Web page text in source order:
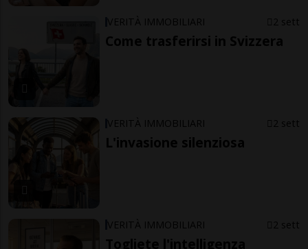
VERITÀ IMMOBILIARI 2 sett
Come trasferirsi in Svizzera
VERITÀ IMMOBILIARI 2 sett
L'invasione silenziosa
VERITÀ IMMOBILIARI 2 sett
Togliete l'intelligenza